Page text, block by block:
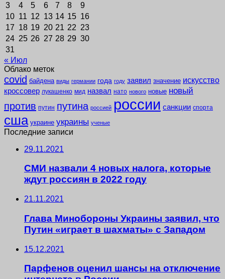
3
4 5 6 7 8
9
10 11 12 13 14 15 16
17 18 19 20 21 22 23
24 25 26 27 28 29 30
31
« Июл
Облако меток
covid байдена виды германии года году заявил значение искусство
кроссовер лукашенко мид назвал нато нового новые новый
против путин путина россией россии санкции спорта
сша украине украины ученые
Последние записи
29.11.2021
СМИ назвали 4 новых налога, которые
ждут россиян в 2022 году
21.11.2021
Глава Минобороны Украины заявил, что
Путин «играет в шахматы» с Западом
15.12.2021
Парфенов оценил шансы на отключение